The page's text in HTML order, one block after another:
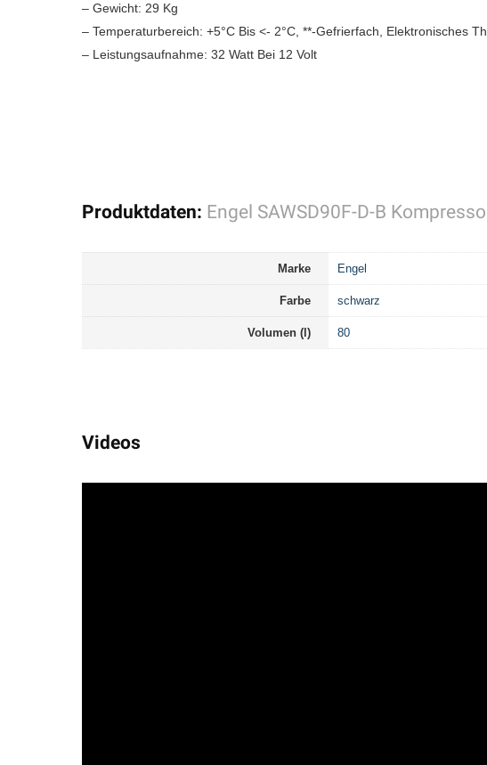
– Gewicht: 29 Kg
– Temperaturbereich: +5°C Bis <- 2°C, **-Gefrierfach, Elektronisches
– Leistungsaufnahme: 32 Watt Bei 12 Volt
Produktdaten: Engel SAWSD90F-D-B
Marke Engel
Farbe schwarz
Volumen (l) 80
Videos